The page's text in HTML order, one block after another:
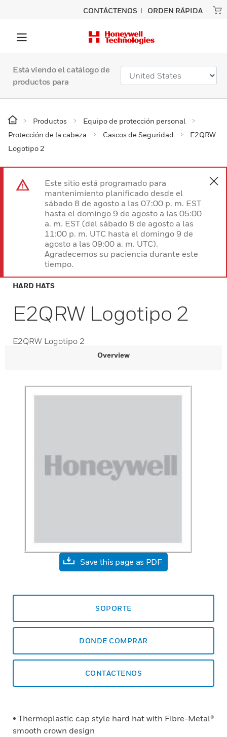
CONTÁCTENOS ORDEN RÁPIDA
Está viendo el catálogo de
productos para
Productos
Equipo de protección personal
Protección de la cabeza
Cascos de Seguridad
E2QRW
Logotipo 2
Este sitio está programado para
mantenimiento planificado desde el
sábado 8 de agosto a las 07:00 p. m. EST
hasta el domingo 9 de agosto a las 05:00
a. m. EST (del sábado 8 de agosto a las
11:00 p. m. UTC hasta el domingo 9 de
agosto a las 09:00 a. m. UTC).
Agradecemos su paciencia durante este
tiempo.
HARD HATS
E2QRW Logotipo 2
E2QRW Logotipo 2
Overview
Save this page as PDF
SOPORTE
DÓNDE COMPRAR
CONTÁCTENOS
• Thermoplastic cap style hard hat with Fibre-Metal®
smooth crown design